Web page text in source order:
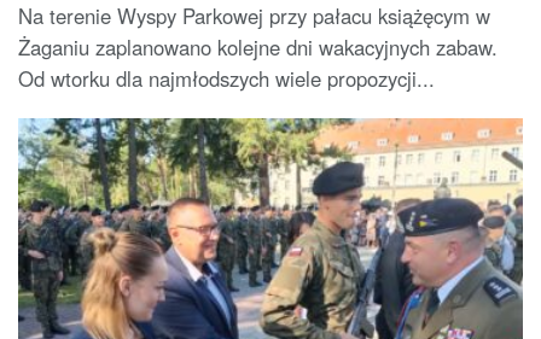
Na terenie Wyspy Parkowej przy pałacu książęcym w
Żaganiu zaplanowano kolejne dni wakacyjnych zabaw.
Od wtorku dla najmłodszych wiele propozycji...